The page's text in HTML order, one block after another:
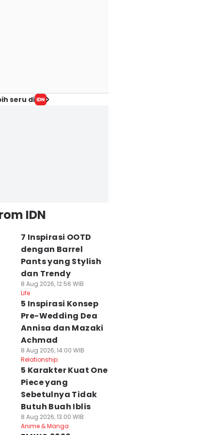
seru di
IDN
7 Inspirasi OOTD
dengan Barrel
Pants yang Stylish
dan Trendy
8 Aug 2026, 12:56 WIB
Life
5 Inspirasi Konsep
Pre-Wedding Dea
Annisa dan Mazaki
Achmad
8 Aug 2026, 14:00 WIB
Relationship
5 Karakter Kuat One
Piece yang
Sebetulnya Tidak
Butuh Buah Iblis
8 Aug 2026, 13:00 WIB
Anime & Manga